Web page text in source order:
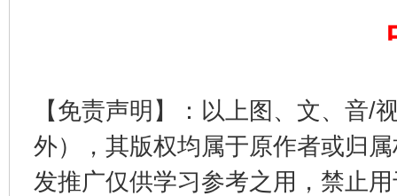
【免责声明】：以上图、文、音/
外），其版权均属于原作者或归
发推广仅供学习参考之用，禁止
在谋一域中谋全局